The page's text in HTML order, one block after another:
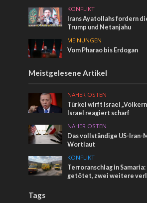
KONFLIKT
Irans Ayatollahs fordern
Trump und Netanjahu
MEINUNGEN
Vom Pharao bis Erdogan
Meistgelesene Artikel
NAHER OSTEN
Türkei wirft Israel
Israel reagiert scharf
NAHER OSTEN
Das vollständige US-Iran-
Wortlaut
KONFLIKT
Terroranschlag in Samaria:
getötet, zwei weitere
Tags